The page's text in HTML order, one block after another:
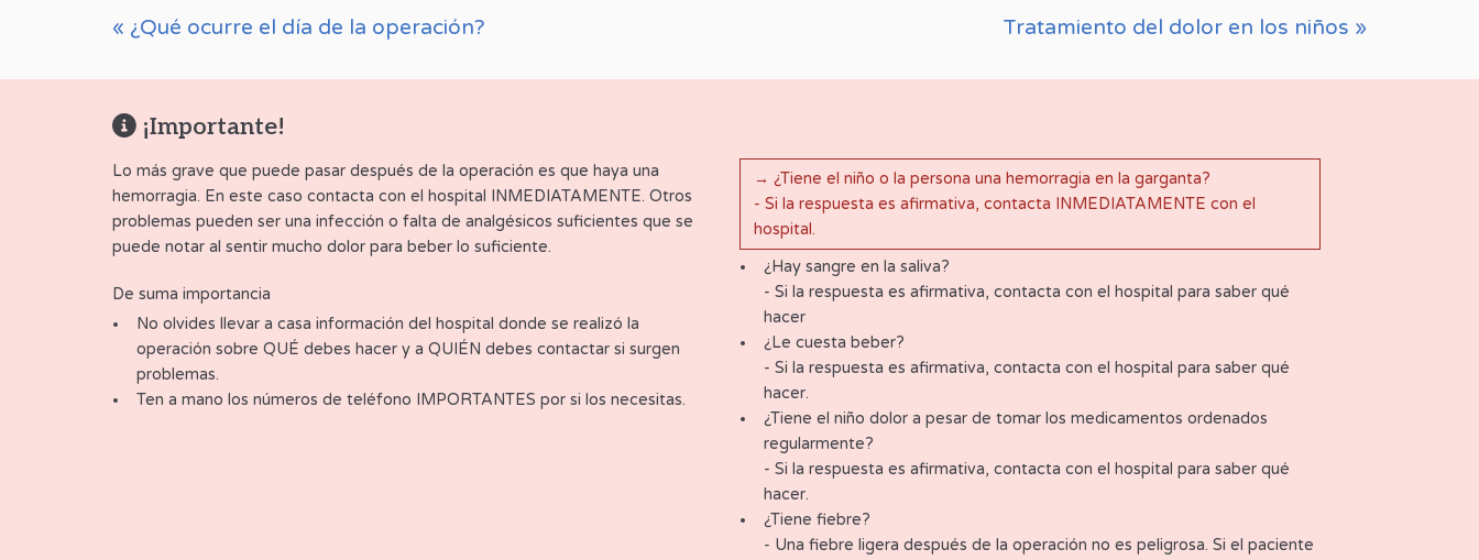
« ¿Qué ocurre el día de la operación? Tratamiento del dolor en los niños »
¡Importante!
Lo más grave que puede pasar después de la operación es que haya una
hemorragia. En este caso contacta con el hospital INMEDIATAMENTE. Otros
problemas pueden ser una infección o falta de analgésicos suficientes que se
puede notar al sentir mucho dolor para beber lo suficiente.
De suma importancia
No olvides llevar a casa información del hospital donde se realizó la
operación sobre QUÉ debes hacer y a QUIÉN debes contactar si surgen
problemas.
Ten a mano los números de teléfono IMPORTANTES por si los necesitas.
→ ¿Tiene el niño o la persona una hemorragia en la garganta?
- Si la respuesta es afirmativa, contacta INMEDIATAMENTE con el
hospital.
¿Hay sangre en la saliva?
- Si la respuesta es afirmativa, contacta con el hospital para saber qué
hacer
¿Le cuesta beber?
- Si la respuesta es afirmativa, contacta con el hospital para saber qué
hacer.
¿Tiene el niño dolor a pesar de tomar los medicamentos ordenados
regularmente?
- Si la respuesta es afirmativa, contacta con el hospital para saber qué
hacer.
¿Tiene fiebre?
- Una fiebre ligera después de la operación no es peligrosa. Si el paciente